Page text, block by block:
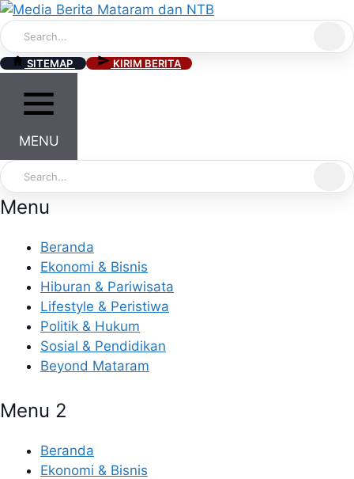
Skip
to
content
SITEMAP KIRIM BERITA
MENU
Menu
Beranda
Ekonomi & Bisnis
Hiburan & Pariwisata
Lifestyle & Peristiwa
Politik & Hukum
Sosial & Pendidikan
Beyond Mataram
Menu 2
Beranda
Ekonomi & Bisnis